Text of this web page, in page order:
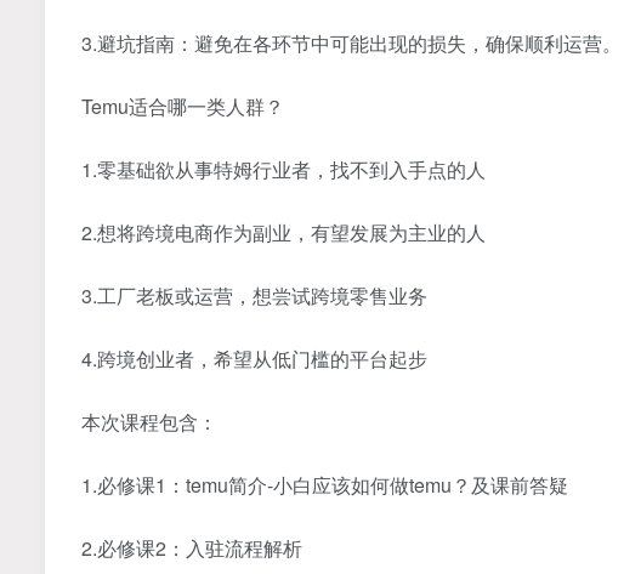
3.避坑指南：避免在各环节中可能出现的损失，确保顺利运营。
Temu适合哪一类人群？
1.零基础欲从事特姆行业者，找不到入手点的人
2.想将跨境电商作为副业，有望发展为主业的人
3.工厂老板或运营，想尝试跨境零售业务
4.跨境创业者，希望从低门槛的平台起步
本次课程包含：
1.必修课1：temu简介-小白应该如何做temu？及课前答疑
2.必修课2：入驻流程解析